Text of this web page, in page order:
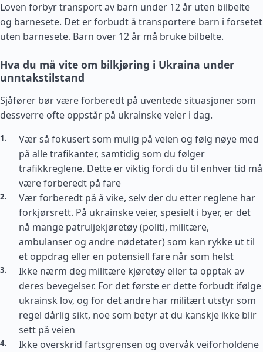
Loven forbyr transport av barn under 12 år uten bilbelte
og barnesete. Det er forbudt å transportere barn i forsetet
uten barnesete. Barn over 12 år må bruke bilbelte.
Hva du må vite om bilkjøring i Ukraina under
unntakstilstand
Sjåfører bør være forberedt på uventede situasjoner som
dessverre ofte oppstår på ukrainske veier i dag.
Vær så fokusert som mulig på veien og følg nøye med
på alle trafikanter, samtidig som du følger
trafikkreglene. Dette er viktig fordi du til enhver tid må
være forberedt på fare
Vær forberedt på å vike, selv der du etter reglene har
forkjørsrett. På ukrainske veier, spesielt i byer, er det
nå mange patruljekjøretøy (politi, militære,
ambulanser og andre nødetater) som kan rykke ut til
et oppdrag eller en potensiell fare når som helst
Ikke nærm deg militære kjøretøy eller ta opptak av
deres bevegelser. For det første er dette forbudt ifølge
ukrainsk lov, og for det andre har militært utstyr som
regel dårlig sikt, noe som betyr at du kanskje ikke blir
sett på veien
Ikke overskrid fartsgrensen og overvåk veiforholdene